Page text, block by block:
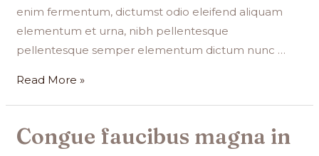
enim fermentum, dictumst odio eleifend aliquam
elementum et urna, nibh pellentesque
pellentesque semper elementum dictum nunc …
Read More »
Congue faucibus magna in